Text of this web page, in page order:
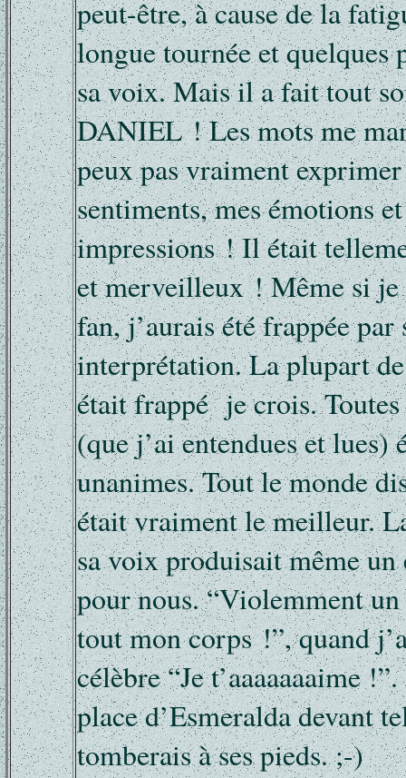
peut-être, à cause de la
longue tournée et quelques
sa voix. Mais il a fait tout
DANIEL ! Les mots me
peux pas vraiment
sentiments, mes émotions
impressions ! Il était
et merveilleux ! Même si je
fan, j’aurais été frappée
interprétation. La plupart
était frappé je crois.
(que j’ai entendues et lues)
unanimes. Tout le monde
était vraiment le meilleur.
sa voix produisait même un
pour nous. “Violemment
tout mon corps !”, quand
célèbre “Je t’aaaaaaaime
place d’Esmeralda devant
tomberais à ses pieds. ;-)